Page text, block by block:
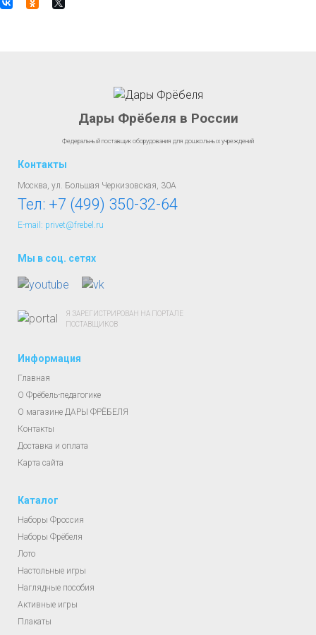
Дары Фрёбеля в России
Федеральный поставщик оборудования для дошкольных учреждений
Контакты
Москва, ул. Большая Черкизовская, 30А
Тел: +7 (499) 350-32-64
E-mail: privet@frebel.ru
Мы в соц. сетях
Я ЗАРЕГИСТРИРОВАН НА ПОРТАЛЕ
ПОСТАВЩИКОВ
Информация
Главная
О Фрёбель-педагогике
О магазине ДАРЫ ФРЁБЕЛЯ
Контакты
Доставка и оплата
Карта сайта
Каталог
Наборы Фроссия
Наборы Фрёбеля
Лото
Настольные игры
Наглядные пособия
Активные игры
Плакаты